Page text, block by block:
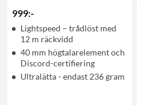
999:-
Lightspeed – trådlöst med
12 m räckvidd
40 mm högtalarelement och
Discord-certifiering
Ultralätta - endast 236 gram